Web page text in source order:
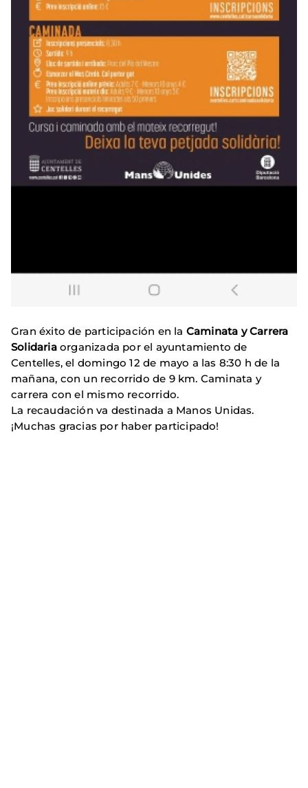
Gran éxito de participación en la Caminata y Carrera
Solidaria organizada por el ayuntamiento de
Centelles, el domingo 12 de mayo a las 8:30 h de la
mañana, con un recorrido de 9 km. Caminata y
carrera con el mismo recorrido.
La recaudación va destinada a Manos Unidas.
¡Muchas gracias por haber participado!